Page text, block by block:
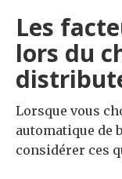
Les
lors du
Lorsque vous
automatique de
considérer ces